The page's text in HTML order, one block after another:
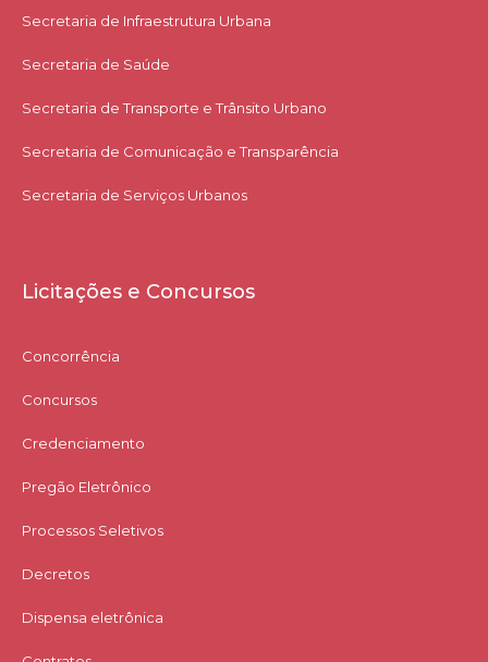
Secretaria de Infraestrutura Urbana
Secretaria de Saúde
Secretaria de Transporte e Trânsito Urbano
Secretaria de Comunicação e Transparência
Secretaria de Serviços Urbanos
Licitações e Concursos
Concorrência
Concursos
Credenciamento
Pregão Eletrônico
Processos Seletivos
Decretos
Dispensa eletrônica